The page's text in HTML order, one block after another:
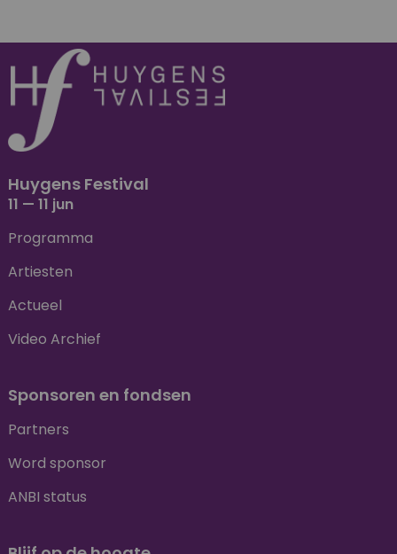
Huygens Festival
11 — 11 jun
Programma
Artiesten
Actueel
Video Archief
Sponsoren en fondsen
Partners
Word sponsor
ANBI status